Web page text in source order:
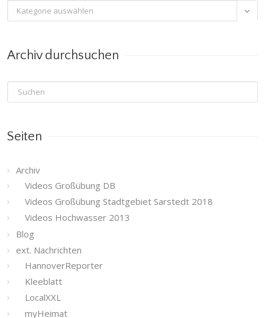
Archiv
nach

Archiv durchsuchen
Seiten
Archiv
Videos Großübung DB
Videos Großübung Stadtgebiet Sarstedt 2018
Videos Hochwasser 2013
Blog
ext. Nachrichten
HannoverReporter
Kleeblatt
LocalXXL
myHeimat